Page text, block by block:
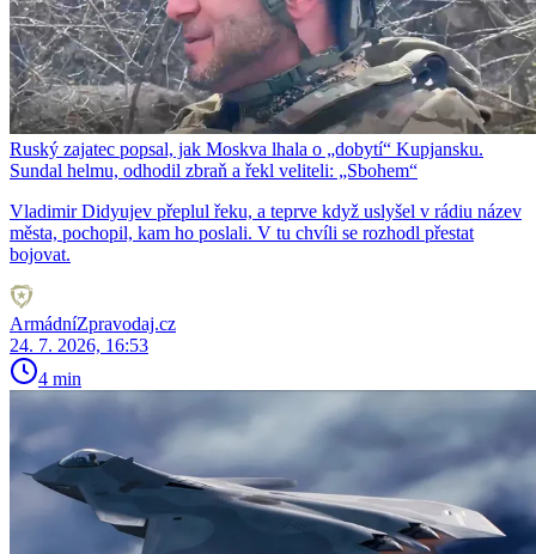
Ruský zajatec popsal, jak Moskva lhala o „dobytí“ Kupjansku.
Sundal helmu, odhodil zbraň a řekl veliteli: „Sbohem“
Vladimir Didyujev přeplul řeku, a teprve když uslyšel v rádiu název
města, pochopil, kam ho poslali. V tu chvíli se rozhodl přestat
bojovat.
ArmádníZpravodaj.cz
24. 7. 2026, 16:53
4 min